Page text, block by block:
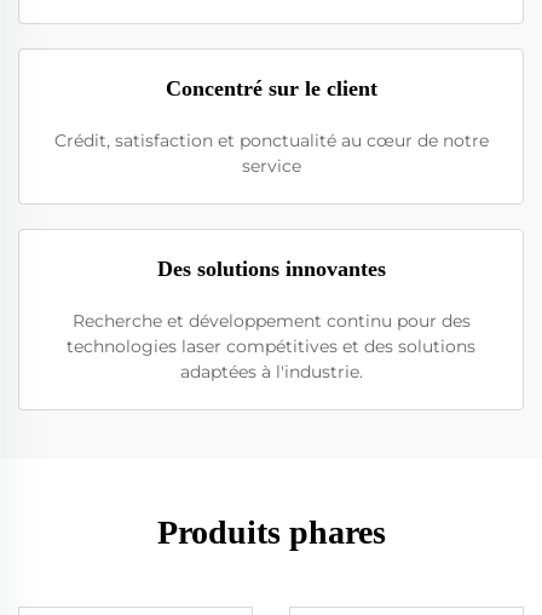
Concentré sur le client
Crédit, satisfaction et ponctualité au cœur de notre
service
Des solutions innovantes
Recherche et développement continu pour des
technologies laser compétitives et des solutions
adaptées à l'industrie.
Produits phares